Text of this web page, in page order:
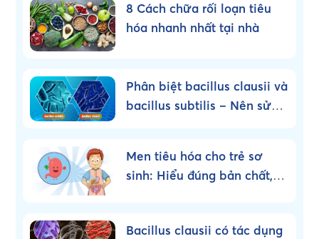
8 Cách chữa rối loạn tiêu
hóa nhanh nhất tại nhà
Phân biệt bacillus clausii và
bacillus subtilis – Nên sử
Men tiêu hóa cho trẻ sơ
sinh: Hiểu đúng bản chất,
Bacillus clausii có tác dụng